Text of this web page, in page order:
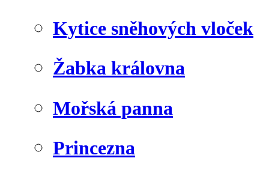
Kytice sněhových vloček
Žabka královna
Mořská panna
Princezna